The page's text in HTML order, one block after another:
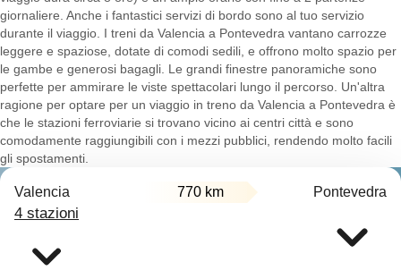
giornaliere. Anche i fantastici servizi di bordo sono al tuo servizio
durante il viaggio. I treni da Valencia a Pontevedra vantano carrozze
leggere e spaziose, dotate di comodi sedili, e offrono molto spazio per
le gambe e generosi bagagli. Le grandi finestre panoramiche sono
perfette per ammirare le viste spettacolari lungo il percorso. Un'altra
ragione per optare per un viaggio in treno da Valencia a Pontevedra è
che le stazioni ferroviarie si trovano vicino ai centri città e sono
comodamente raggiungibili con i mezzi pubblici, rendendo molto facili
gli spostamenti.
Valencia 770 km Pontevedra
4 stazioni